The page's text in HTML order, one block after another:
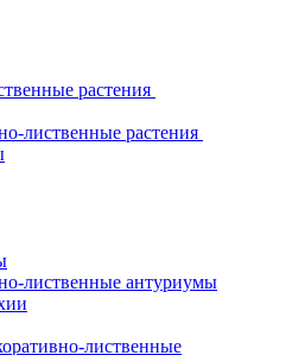
растения
лиственные растения
лиственные антуриумы
лиственные